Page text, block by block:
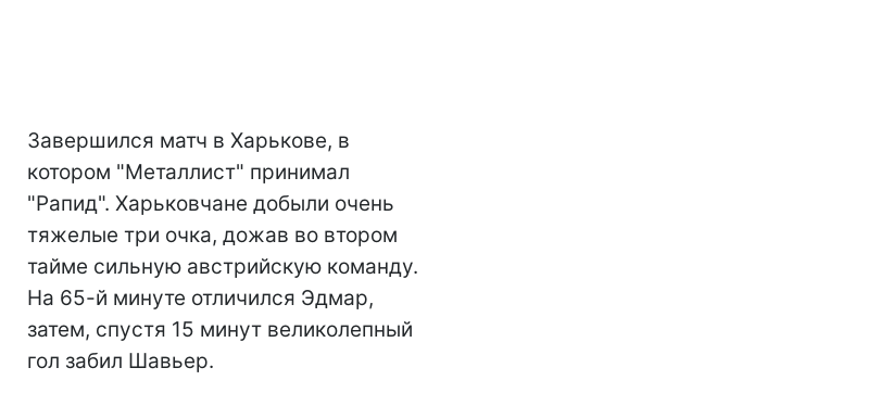
Завершился матч в Харькове, в
котором "Металлист" принимал
"Рапид". Харьковчане добыли очень
тяжелые три очка, дожав во втором
тайме сильную австрийскую команду.
На 65-й минуте отличился Эдмар,
затем, спустя 15 минут великолепный
гол забил Шавьер.